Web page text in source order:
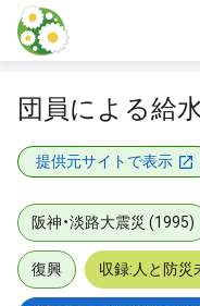
本文に飛ぶ
団員による給
提供元サイトで表示
阪神・淡路大震災 (1995)
復興 収録:人と防